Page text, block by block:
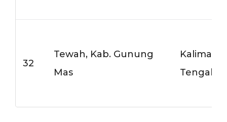
32
Tewah, Kab. Gunung
Mas
Tengah